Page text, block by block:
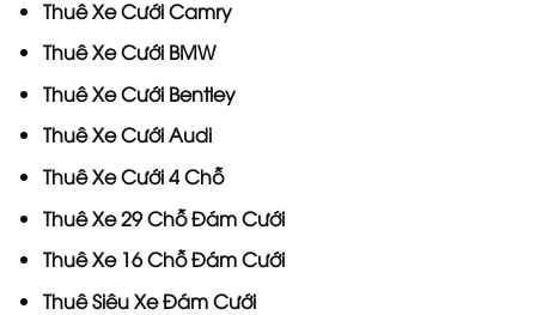
Thuê Xe Cưới Camry
Thuê Xe Cưới BMW
Thuê Xe Cưới Bentley
Thuê Xe Cưới Audi
Thuê Xe Cưới 4 Chỗ
Thuê Xe 29 Chỗ Đám Cưới
Thuê Xe 16 Chỗ Đám Cưới
Thuê Siêu Xe Đám Cưới